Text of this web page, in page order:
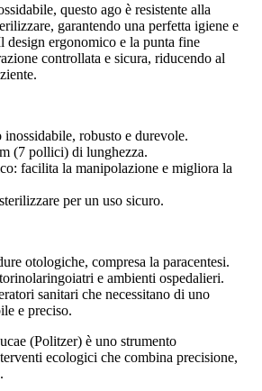
questo ago è resistente alla
garantendo una perfetta igiene e
design ergonomico e la punta fine
controllata e sicura, riducendo al
robusto e durevole.
(7 pollici) di lunghezza.
facilita la manipolazione e migliora la
per un uso sicuro.
otologiche, compresa la paracentesi.
e ambienti ospedalieri.
sanitari che necessitano di uno
e preciso.
(Politzer) è uno strumento
ecologici che combina precisione,